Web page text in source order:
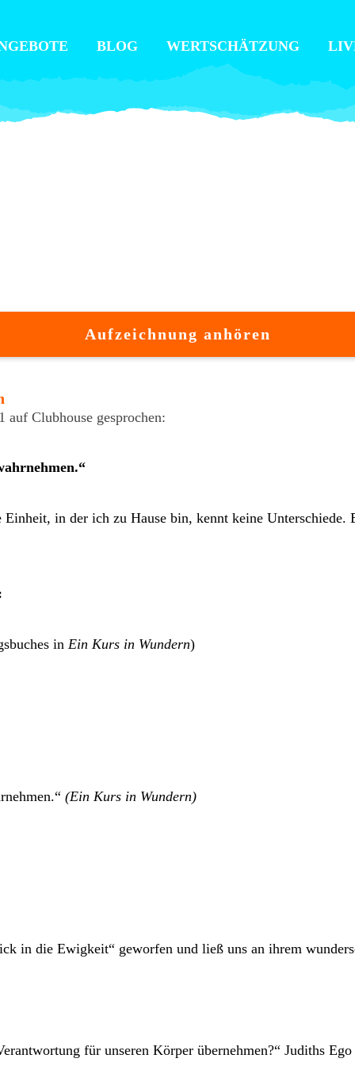
BLOG WERTSCHÄTZUNG
Aufzeichnung anhören
Clubhouse gesprochen:
in der ich zu Hause bin, kennt keine
in Ein Kurs in Wundern)
(Ein Kurs in Wundern)
in die Ewigkeit“ geworfen und ließ uns an ihrem
für unseren Körper übernehmen?“ Judiths